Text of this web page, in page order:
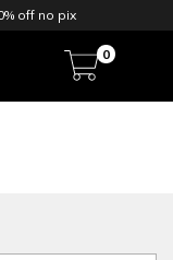
off no pix
0